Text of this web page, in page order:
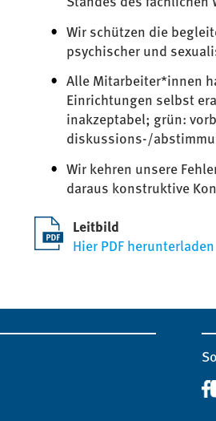
Wir schützen die
psychischer und
Alle Mitarbeiter*innen
Einrichtungen selbst
inakzeptabel; grün:
diskussions-/
Wir kehren unsere
daraus konstruktive
Leitbild
Hier PDF herunterladen